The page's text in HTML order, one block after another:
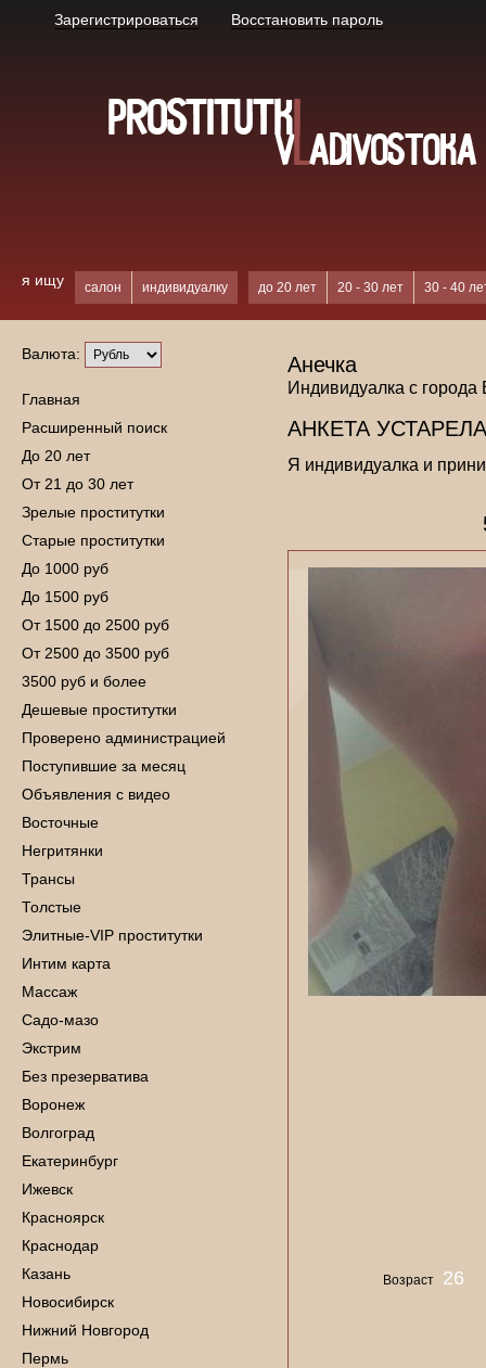
Зарегистрироваться Восстановить пароль
я ищу салон индивидуалку до 20 лет 20 - 30 лет 30 - 40
Валюта:
Главная
Расширенный поиск
До 20 лет
От 21 до 30 лет
Зрелые проститутки
Старые проститутки
До 1000 руб
До 1500 руб
От 1500 до 2500 руб
От 2500 до 3500 руб
3500 руб и более
Дешевые проститутки
Проверено администрацией
Поступившие за месяц
Объявления с видео
Восточные
Негритянки
Трансы
Толстые
Элитные-VIP проститутки
Интим карта
Массаж
Садо-мазо
Экстрим
Без презерватива
Воронеж
Волгоград
Екатеринбург
Ижевск
Красноярск
Краснодар
Казань
Новосибирск
Нижний Новгород
Пермь
Анечка
Индивидуалка с города
АНКЕТА
Я индивидуалка и
Возраст 26